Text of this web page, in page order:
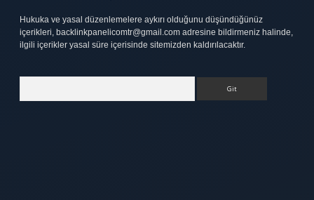
Hukuka ve yasal düzenlemelere aykırı olduğunu düşündüğünüz
içerikleri, backlinkpanelicomtr@gmail.com adresine bildirmeniz halinde,
ilgili içerikler yasal süre içerisinde sitemizden kaldırılacaktır.